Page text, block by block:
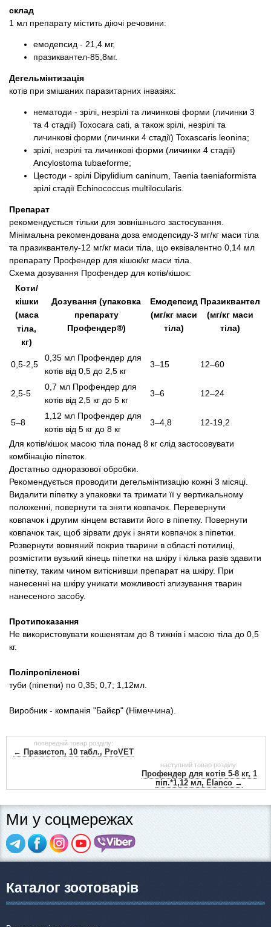
склад
1 мл препарату містить діючі речовини:
емодепсид - 21,4 мг,
празиквантел-85,8мг.
Дегельмінтизація
котів при змішаних паразитарних інвазіях:
нематоди - зрілі, незрілі та личинкові форми (личинки 3
та 4 стадії) Toxocara cati, а також зрілі, незрілі та
личинкові форми (личинки 4 стадії) Toxascaris leoninа;
зрілі, незрілі та личинкові форми (личинки 4 стадії)
Ancylostoma tubaeforme;
Цестоди - зрілі Dipylidium caninum, Taenia taeniaformisта
зрілі стадії Echinococcus multilocularis.
Препарат
рекомендується тільки для зовнішнього застосування.
Мінімальна рекомендована доза емодепсиду-3 мг/кг маси тіла
та празиквантелу-12 мг/кг маси тіла, що еквівалентно 0,14 мл
препарату Профендер для кішок/кг маси тіла.
Схема дозування Профендер для котів/кішок:
Коти/
кішки
(маса
тіла,
кг)
Дозування (упаковка
препарату
Профендер®)
Емодепсид
(мг/кг маси
тіла)
Празиквантел
(мг/кг маси
тіла)
0,5-2,5
0,35 мл Профендер для
котів від 0,5 до 2,5 кг
3–15 12–60
2,5-5
0,7 мл Профендер для
котів від 2,5 кг до 5 кг
3–6 12–24
5–8
1,12 мл Профендер для
котів від 5 кг до 8 кг
3–4,8 12-19,2
Для котів/кішок масою тіла понад 8 кг слід застосовувати
комбінацію піпеток.
Достатньо одноразової обробки.
Рекомендується проводити дегельмінтизацію кожні 3 місяці.
Видалити піпетку з упаковки та тримати її у вертикальному
положенні, повернути та зняти ковпачок. Перевернути
ковпачок і другим кінцем вставити його в піпетку. Повернути
ковпачок так, щоб зірвати друк і зняти ковпачок з піпетки.
Розвернути вовняний покрив тварини в області потилиці,
розмістити вузький кінець піпетки на шкіру і кілька разів здавити
піпетку, таким чином витіснивши препарат на шкіру. При
нанесенні на шкіру уникати можливості злизування тварин
нанесеного засобу.
Протипоказання
Не використовувати кошенятам до 8 тижнів і масою тіла до 0,5
кг.
Поліпропіленові
туби (піпетки) по 0,35; 0,7; 1,12мл.
Виробник - компанія "Байєр" (Німеччина).
попередній товар розділу:
← Празистоп, 10 табл., ProVET
наступний товар розділу:
Профендер для котів 5-8 кг, 1
піп.*1,12 мл, Elanco →
Ми у соцмережах
Каталог зоотоварів